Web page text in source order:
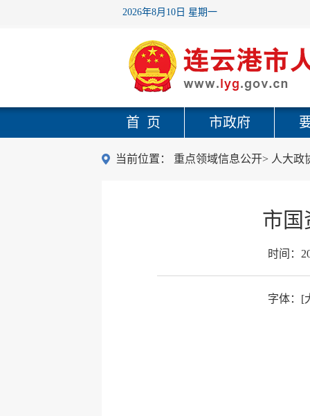
2026年8月10日 星期一
首 页 市政府
当前位置： 重点领域信息公开> 人大政
市国
时间：
字体： [